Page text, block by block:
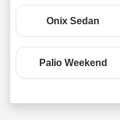
Onix Sedan
Palio Weekend